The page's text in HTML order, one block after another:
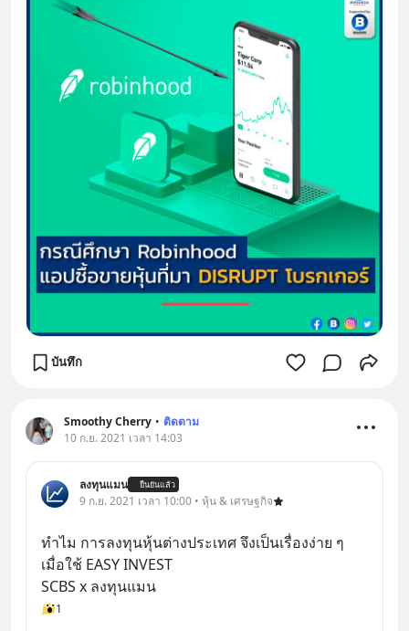
บันทึก
Smoothy Cherry • ติดตาม
10 ก.ย. 2021 เวลา 14:03
ลงทุนแมน ยืนยันแล้ว
9 ก.ย. 2021 เวลา 10:00 • หุ้น & เศรษฐกิจ
ทำไม การลงทุนหุ้นต่างประเทศ จึงเป็นเรื่องง่าย ๆ
เมื่อใช้ EASY INVEST
SCBS x ลงทุนแมน
1